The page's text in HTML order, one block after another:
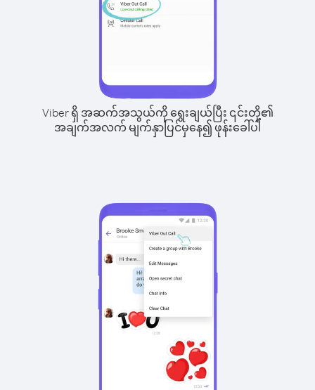
Viber ရှိ အဆက်အသွယ်ကို ရွေးချယ်ပြီး ၎င်းတို့၏
အချက်အလက် မျက်နှာပြင်မှနေ၍ ဖုန်းခေါ်ပါ